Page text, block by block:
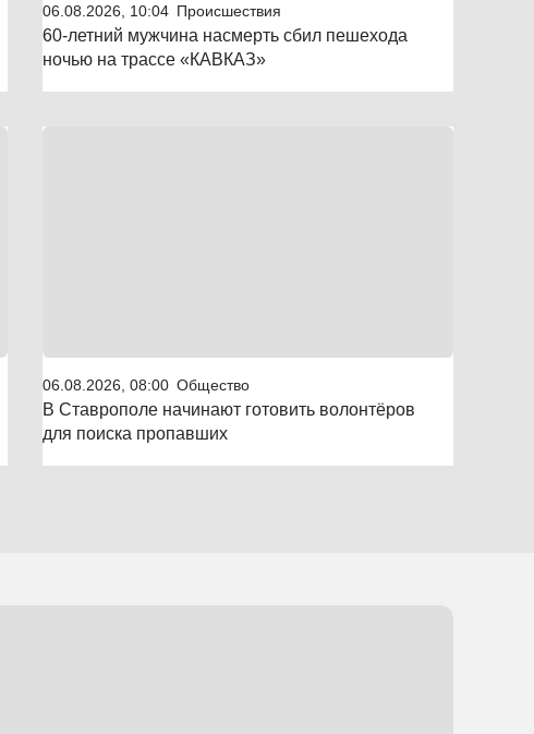
06.08.2026, 10:04 Происшествия
60-летний мужчина насмерть сбил пешехода
ночью на трассе «КАВКАЗ»
06.08.2026, 08:00 Общество
В Ставрополе начинают готовить волонтёров
для поиска пропавших